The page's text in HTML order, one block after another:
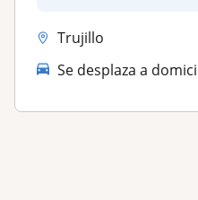
Trujillo
Se desplaza a